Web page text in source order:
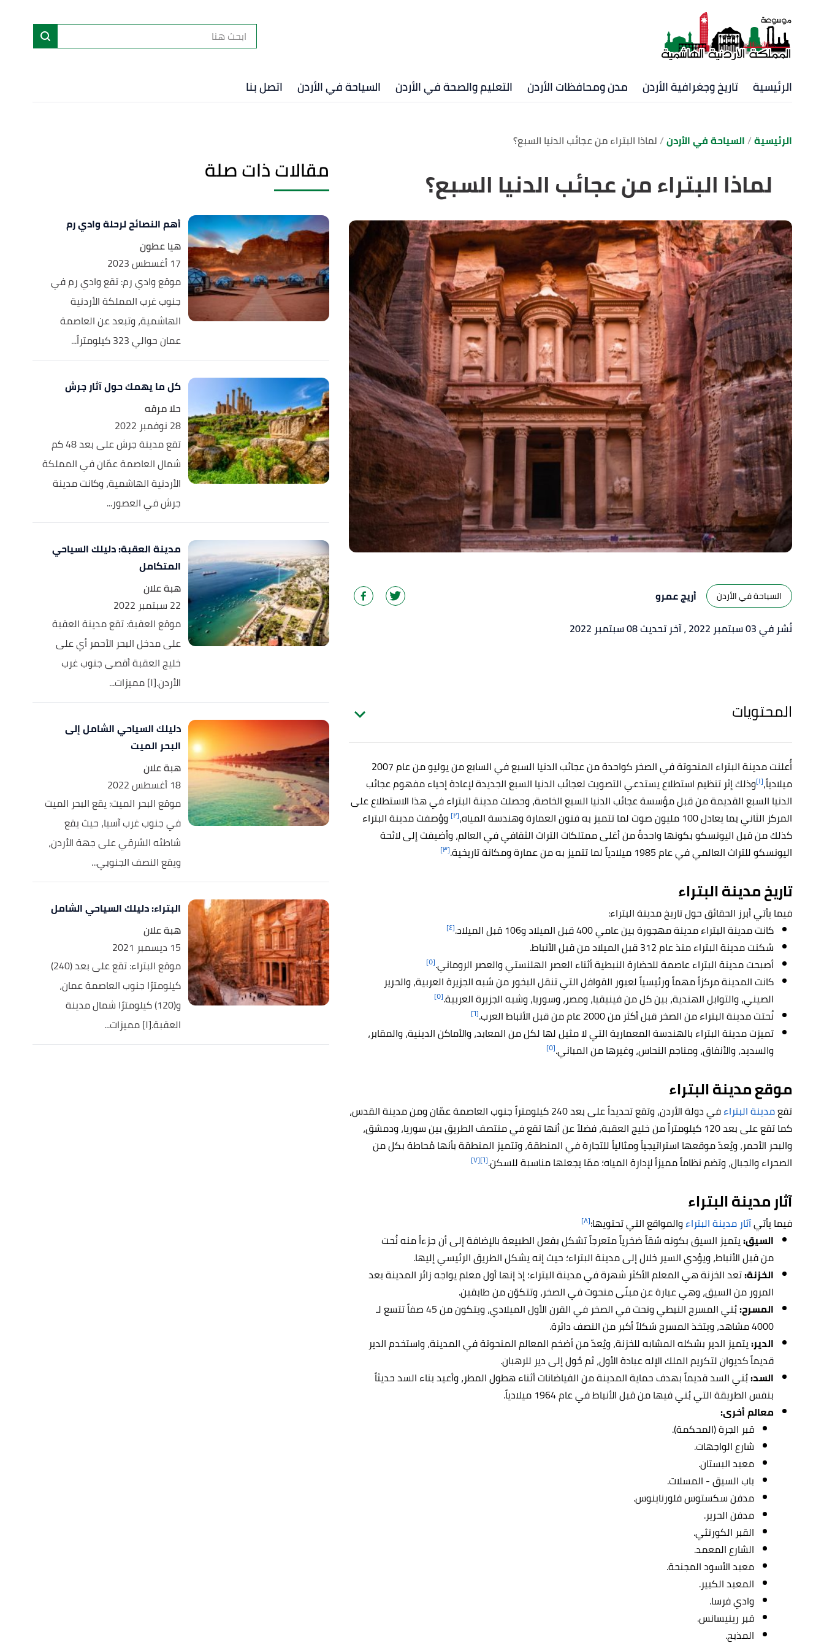
الرئيسية تاريخ وجغرافية الأردن مدن ومحافظات الأردن التعليم والصحة في الأردن السياحة في الأردن اتصل بنا
الرئيسية السياحة في الأردن لماذا البتراء من عجائب الدنيا السبع؟
لماذا البتراء من عجائب الدنيا السبع؟
السياحة في الأردن
أريج عمرو
نُشر في 03 سبتمبر 2022
، آخر تحديث 08 سبتمبر 2022
المحتويات
أُعلنت مدينة البتراء المنحوتة في الصخر كواحدة من عجائب الدنيا السبع في السابع من يوليو من عام 2007
ميلادياً،[١] وذلك إثر تنظيم استطلاع يستدعي التصويت لعجائب الدنيا السبع الجديدة لإعادة إحياء مفهوم عجائب
الدنيا السبع القديمة من قبل مؤسسة عجائب الدنيا السبع الخاصة، وحصلت مدينة البتراء في هذا الاستطلاع على
المركز الثاني بما يعادل 100 مليون صوت لما تتميز به فنون العمارة وهندسة المياه،
[٢] ووُصفت مدينة البتراء
كذلك من قبل اليونسكو بكونها واحدةً من أغلى ممتلكات التراث الثقافي في العالم، وأضيفت إلى لائحة
اليونسكو للتراث العالمي في عام 1985 ميلادياً لما تتميز به من عمارة ومكانة تاريخية.
[٣]
تاريخ مدينة البتراء
فيما يأتي أبرز الحقائق حول تاريخ مدينة البتراء:
كانت مدينة البتراء مدينة مهجورة بين عامي 400 قبل الميلاد و106 قبل الميلاد.
[٤]
سُكنت مدينة البتراء منذ عام 312 قبل الميلاد من قبل الأنباط.
أصبحت مدينة البتراء عاصمة للحضارة النبطية أثناء العصر الهلنستي والعصر الروماني.[٥]
كانت المدينة مركزاً مهماً ورئيسياً لعبور القوافل التي تنقل البخور من شبه الجزيرة العربية، والحرير
الصيني، والتوابل الهندية، بين كل من فينيقيا، ومصر، وسوريا، وشبه الجزيرة العربية.[٥]
نُحتت مدينة البتراء من الصخر قبل أكثر من 2000 عام من قبل الأنباط العرب. [٦]
تميزت مدينة البتراء بالهندسة المعمارية التي لا مثيل لها لكل من المعابد، والأماكن الدينية، والمقابر،
والسديد، والأنفاق، ومناجم النحاس، وغيرها من المباني.[٥]
موقع مدينة البتراء
تقعمدينة البتراء
في دولة الأردن، وتقع تحديداً على بعد 240 كيلومتراً جنوب العاصمة عمّان ومن مدينة القدس،
كما تقع على بعد 120 كيلومتراً من خليج العقبة، فضلاً عن أنها تقع في منتصف الطريق بين سوريا، ودمشق،
والبحر الأحمر، ويُعدّ موقعها استراتيجياً ومثالياً للتجارة في المنطقة، وتتميز المنطقة بأنها مُحاطة بكل من
الصحراء والجبال، وتضم نظاماً مميزاً لإدارة المياه؛ ممّا يجعلها مناسبة للسكن.[٦] [٧]
آثار مدينة البتراء
فيما يأتيآثار مدينة البتراءوالمواقع التي تحتويها:[٨]
السيق:يتميز السيق بكونه شقاً ضخرياً متعرجاً تشكل بفعل الطبيعة بالإضافة إلى أن جزءاً منه نُحت
من قبل الأنباط، ويؤدي السير خلال إلى مدينة البتراء؛ حيث إنه يشكل الطريق الرئيسي إليها.
الخزنة:تعد الخزنة هي المعلم الأكثر شهرة في مدينة البتراء؛ إذ إنها أول معلم يواجه زائر المدينة بعد
المرور من السيق، وهي عبارة عن مبنًى منحوت في الصخر، وتتكوّن من طابقين.
المسرح:
بُني المسرح النبطي ونحت في الصخر في القرن الأول الميلادي، ويتكون من 45 صفاً تتسع لـ
4000 مشاهد، ويتخذ المسرح شكلاً أكبر من النصف دائرة.
الدير:يتميز الدير بشكله المشابه للخزنة، ويُعدّ من أضخم المعالم المنحوتة في المدينة، واستخدم الدير
قديماً كديوان لتكريم الملك الإله عبادة الأول، ثم حُول إلى دير للرهبان.
السد:بُني السد قديماً بهدف حماية المدينة من الفياضانات أثناء هطول المطر، وأعيد بناء السد حديثاً
بنفس الطريقة التي بُني فيها من قبل الأنباط في عام 1964 ميلادياً.
معالم أخرى:
قبر الجرة (المحكمة).
شارع الواجهات.
معبد البستان.
باب السيق - المسلات.
مدفن سكستوس فلورناينوس.
مدفن الحرير.
القبر الكورنثي.
الشارع المعمد.
معبد الأسود المجنحة.
المعبد الكبير.
وادي فرسا.
قبر رينيسانس.
المذبح.
مقالات ذات صلة
أهم النصائح لرحلة وادي رم
هيا عطون
17 أغسطس 2023
موقع وادي رم: تقع وادي رم في
جنوب غرب المملكة الأردنية
الهاشمية، وتبعد عن العاصمة
عمان حوالي 323 كيلومتراً...
كل ما يهمك حول آثار جرش
حلا مرقه
28 نوفمبر 2022
تقع مدينة جرش على بعد 48 كم
شمال العاصمة عمّان في المملكة
الأردنية الهاشمية، وكانت مدينة
جرش في العصور...
مدينة العقبة: دليلك السياحي
المتكامل
هبة علان
22 سبتمبر 2022
موقع العقبة: تقع مدينة العقبة
على مدخل البحر الأحمر أي على
خليج العقبة أقصى جنوب غرب
الأردن.[١] مميزات...
دليلك السياحي الشامل إلى
البحر الميت
هبة علان
18 أغسطس 2022
موقع البحر الميت: يقع البحر الميت
في جنوب غرب آسيا، حيث يقع
شاطئه الشرقي على جهة الأردن،
ويقع النصف الجنوبي...
البتراء: دليلك السياحي الشامل
هبة علان
15 ديسمبر 2021
موقع البتراء: تقع على بعد (240)
كيلومترًا جنوب العاصمة عمان،
و(120) كيلومترًا شمال مدينة
العقبة.[١] مميزات...